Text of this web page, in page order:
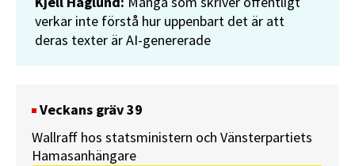
verkar inte förstå hur uppenbart det är att
deras texter är AI-genererade
Veckans gräv 39
Wallraff hos statsministern och Vänsterpartiets
Hamasanhängare